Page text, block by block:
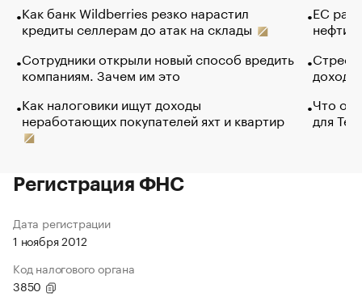
Как банк Wildberries резко нарастил
кредиты селлерам до атак на склады
Сотрудники открыли новый способ вредить
компаниям. Зачем им это
Как налоговики ищут доходы
неработающих покупателей яхт и квартир
ЕС
нефти
Что
для
Регистрация ФНС
Дата регистрации
1 ноября 2012
Код налогового органа
3850